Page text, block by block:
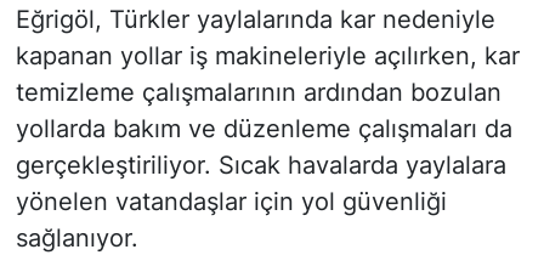
Eğrigöl, Türkler yaylalarında kar nedeniyle
kapanan yollar iş makineleriyle açılırken, kar
temizleme çalışmalarının ardından bozulan
yollarda bakım ve düzenleme çalışmaları da
gerçekleştiriliyor. Sıcak havalarda yaylalara
yönelen vatandaşlar için yol güvenliği
sağlanıyor.